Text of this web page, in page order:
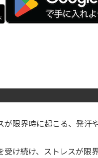
が限界時に起こる、発汗
受け続け、ストレスが限